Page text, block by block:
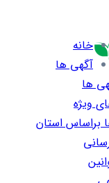
خانه
آگهی ها
ها
ویژه
براساس استان